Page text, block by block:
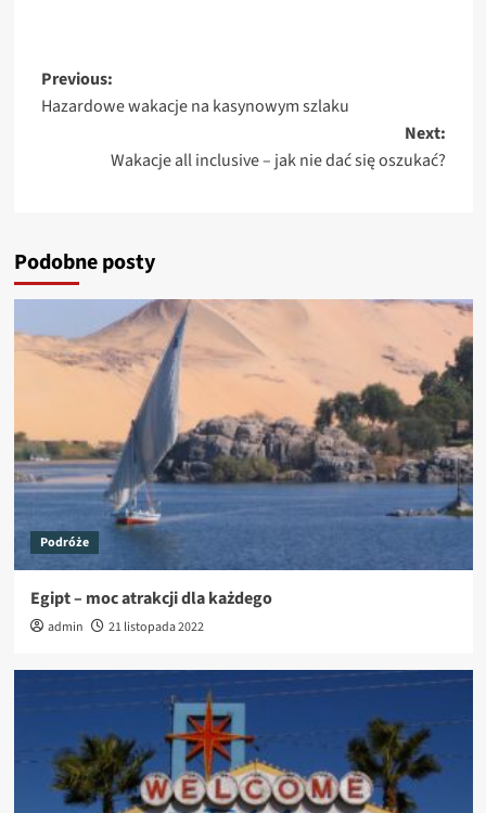
Post
navigation
Previous:
Hazardowe wakacje na kasynowym szlaku
Next:
Wakacje all inclusive – jak nie dać się oszukać?
Podobne posty
Podróże
Egipt – moc atrakcji dla każdego
admin 21 listopada 2022